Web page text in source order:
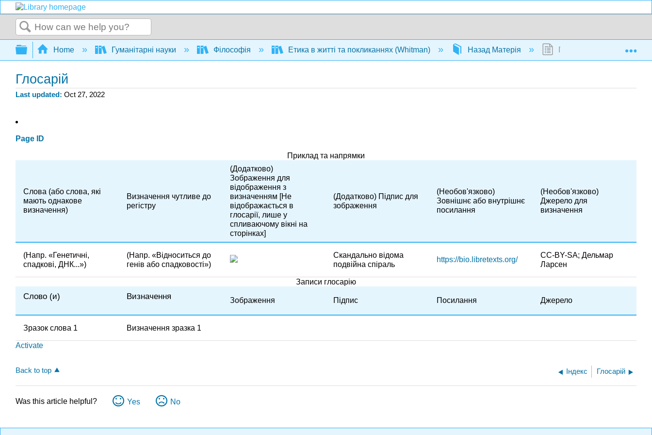
Search
Expand/collapse global hierarchy
Home Гуманітарні науки Філософія Етика в житті та покликаннях (Whitman) Назад Матерія Глосарій
Глосарій
Last updated Oct 27, 2022
Page ID
Приклад та напрямки
Слова (або слова, які
мають однакове
визначення)
Визначення чутливе до
регістру
(Додатково)
Зображення для
відображення з
визначенням [Не
відображається в
глосарії, лише у
спливаючому вікні на
сторінках]
(Додатково) Підпис для
зображення
(Необов'язково)
Зовнішнє або внутрішнє
посилання
(Необов'язково)
Джерело для
визначення
(Напр. «Генетичні,
спадкові, ДНК...»)
(Напр. «Відноситься до
генів або спадковості»)
Скандально відома
подвійна спіраль
https://bio.libretexts.org/
CC-BY-SA; Дельмар
Ларсен
Записи глосарію
Слово (и) Визначення Зображення Підпис Посилання Джерело
Зразок слова 1 Визначення зразка 1
Activate
Back to top Індекс Глосарій
Was this article helpful? Yes No